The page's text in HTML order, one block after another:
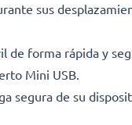
sus
de forma rápida y
Mini USB.
segura de su